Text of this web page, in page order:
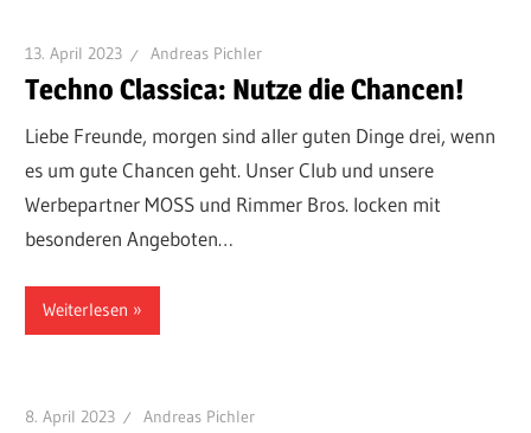
13. April 2023 Andreas Pichler
Techno Classica: Nutze die Chancen!
Liebe Freunde, morgen sind aller guten Dinge drei, wenn
es um gute Chancen geht. Unser Club und unsere
Werbepartner MOSS und Rimmer Bros. locken mit
besonderen Angeboten…
Weiterlesen
8. April 2023 Andreas Pichler